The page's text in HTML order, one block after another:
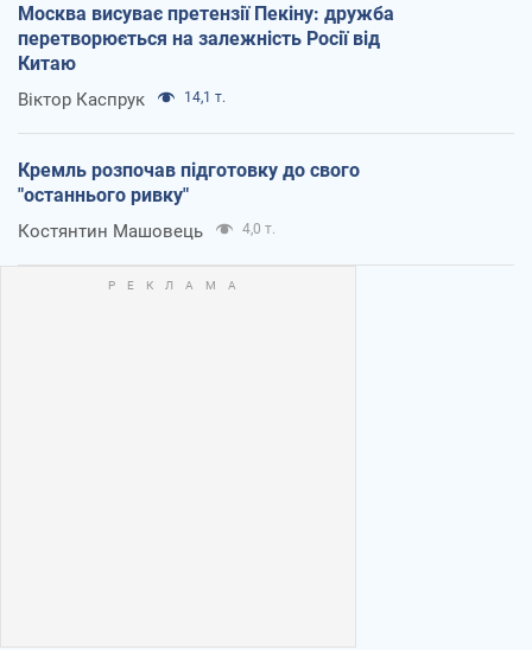
Москва висуває претензії Пекіну: дружба
перетворюється на залежність Росії від
Китаю
Віктор Каспрук 14,1 т.
Кремль розпочав підготовку до свого
"останнього ривку"
Костянтин Машовець 4,0 т.